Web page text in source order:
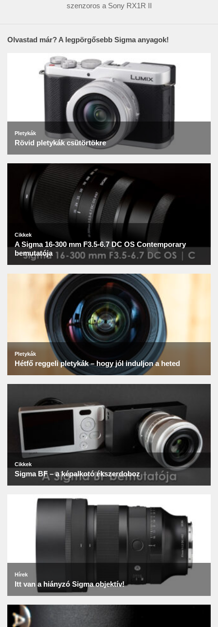
szenzoros a Sony RX1R II
Olvastad már? A legpörgősebb Sigma anyagok!